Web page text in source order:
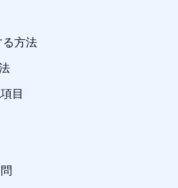
る方法
な特徴
動する
開く
目